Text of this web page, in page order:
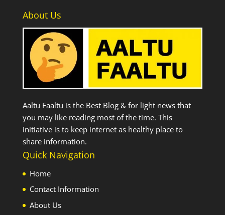
About Us
Aaltu Faaltu is the Best Blog & for light news that
you may like reading most of the time. This
initiative is to keep internet as healthy place to
share information.
Quick Navigation
Home
Contact Information
About Us